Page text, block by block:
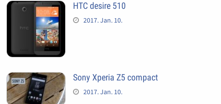
HTC desire 510
2017. Jan. 10.
Sony Xperia Z5 compact
2017. Jan. 10.